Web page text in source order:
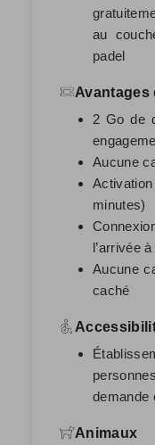
au
padel
Avantages
2 Go de
Aucune
minutes)
l’arrivée
Aucune
caché
demande
Animaux